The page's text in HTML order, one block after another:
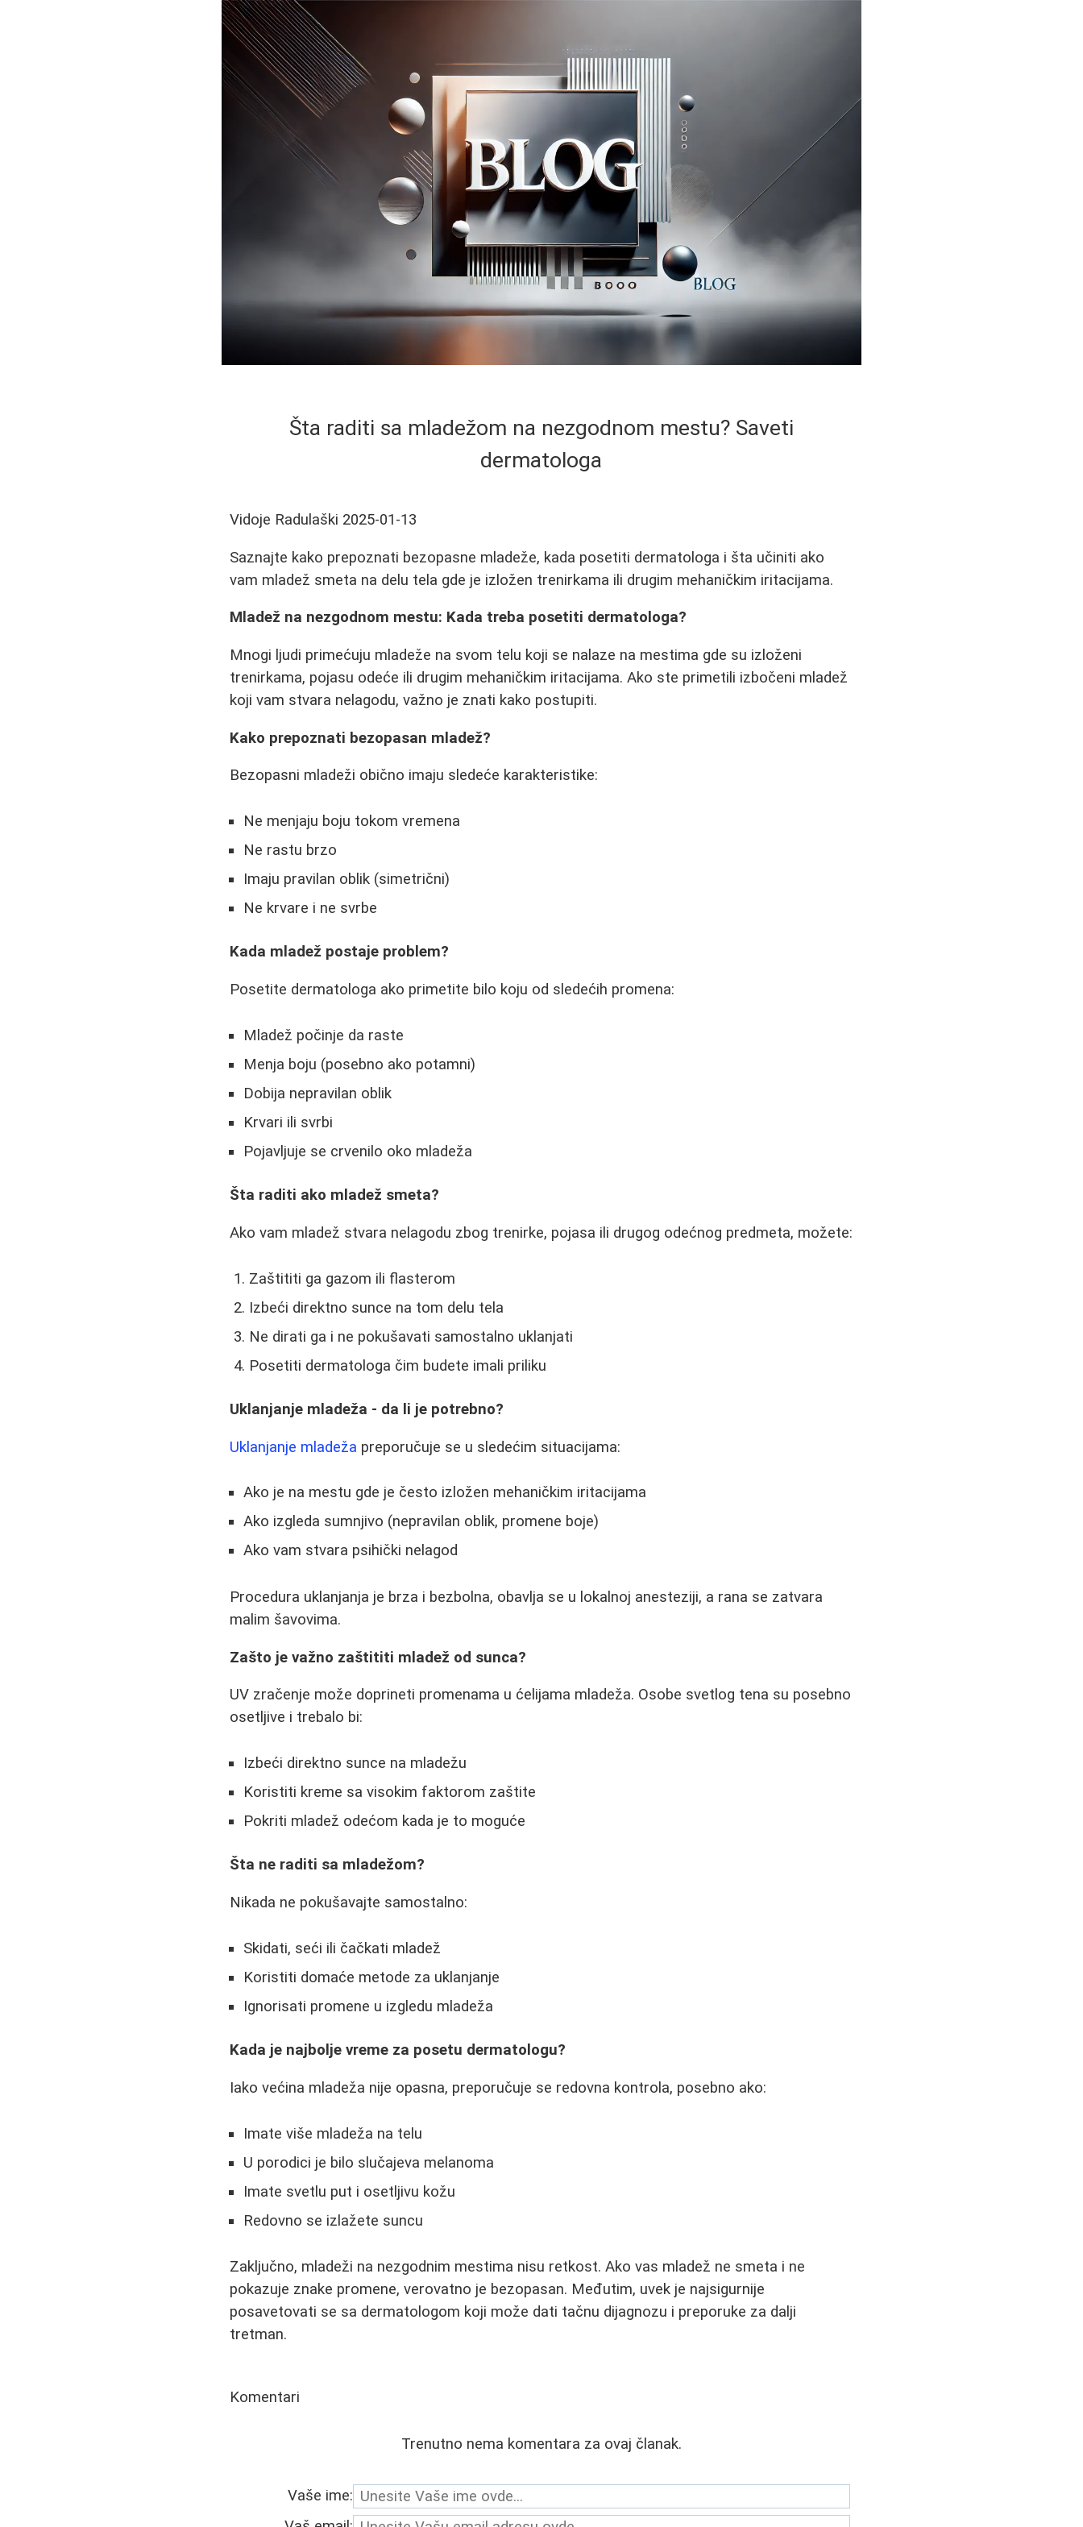
Šta raditi sa mladežom na nezgodnom mestu? Saveti
dermatologa
Vidoje Radulaški 2025-01-13
Saznajte kako prepoznati bezopasne mladeže, kada posetiti dermatologa i šta učiniti ako
vam mladež smeta na delu tela gde je izložen trenirkama ili drugim mehaničkim iritacijama.
Mladež na nezgodnom mestu: Kada treba posetiti dermatologa?
Mnogi ljudi primećuju mladeže na svom telu koji se nalaze na mestima gde su izloženi
trenirkama, pojasu odeće ili drugim mehaničkim iritacijama. Ako ste primetili izbočeni mladež
koji vam stvara nelagodu, važno je znati kako postupiti.
Kako prepoznati bezopasan mladež?
Bezopasni mladeži obično imaju sledeće karakteristike:
Ne menjaju boju tokom vremena
Ne rastu brzo
Imaju pravilan oblik (simetrični)
Ne krvare i ne svrbe
Kada mladež postaje problem?
Posetite dermatologa ako primetite bilo koju od sledećih promena:
Mladež počinje da raste
Menja boju (posebno ako potamni)
Dobija nepravilan oblik
Krvari ili svrbi
Pojavljuje se crvenilo oko mladeža
Šta raditi ako mladež smeta?
Ako vam mladež stvara nelagodu zbog trenirke, pojasa ili drugog odećnog predmeta, možete:
Zaštititi ga gazom ili flasterom
Izbeći direktno sunce na tom delu tela
Ne dirati ga i ne pokušavati samostalno uklanjati
Posetiti dermatologa čim budete imali priliku
Uklanjanje mladeža - da li je potrebno?
Uklanjanje mladeža preporučuje se u sledećim situacijama:
Ako je na mestu gde je često izložen mehaničkim iritacijama
Ako izgleda sumnjivo (nepravilan oblik, promene boje)
Ako vam stvara psihički nelagod
Procedura uklanjanja je brza i bezbolna, obavlja se u lokalnoj anesteziji, a rana se zatvara
malim šavovima.
Zašto je važno zaštititi mladež od sunca?
UV zračenje može doprineti promenama u ćelijama mladeža. Osobe svetlog tena su posebno
osetljive i trebalo bi:
Izbeći direktno sunce na mladežu
Koristiti kreme sa visokim faktorom zaštite
Pokriti mladež odećom kada je to moguće
Šta ne raditi sa mladežom?
Nikada ne pokušavajte samostalno:
Skidati, seći ili čačkati mladež
Koristiti domaće metode za uklanjanje
Ignorisati promene u izgledu mladeža
Kada je najbolje vreme za posetu dermatologu?
Iako većina mladeža nije opasna, preporučuje se redovna kontrola, posebno ako:
Imate više mladeža na telu
U porodici je bilo slučajeva melanoma
Imate svetlu put i osetljivu kožu
Redovno se izlažete suncu
Zaključno, mladeži na nezgodnim mestima nisu retkost. Ako vas mladež ne smeta i ne
pokazuje znake promene, verovatno je bezopasan. Međutim, uvek je najsigurnije
posavetovati se sa dermatologom koji može dati tačnu dijagnozu i preporuke za dalji
tretman.
Komentari
Trenutno nema komentara za ovaj članak.
Vaše ime: